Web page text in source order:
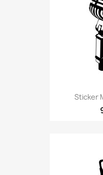
Sticker